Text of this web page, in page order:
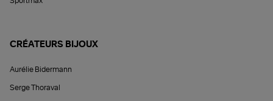
CRÉATEURS BIJOUX
Aurélie Bidermann
Serge Thoraval